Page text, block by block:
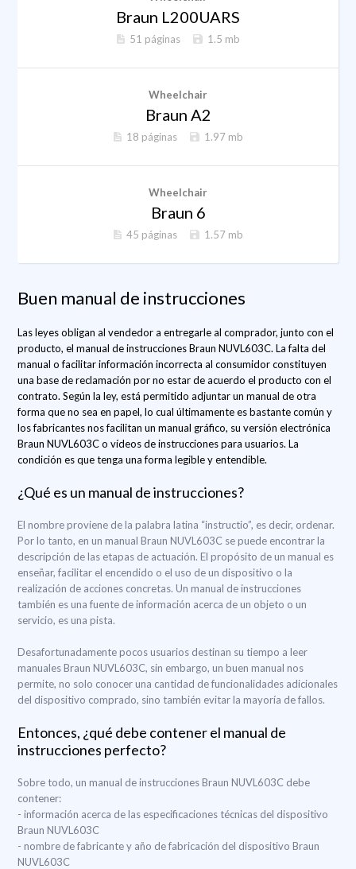
Braun L200UARS
51 páginas 1.5 mb
Wheelchair
Braun A2
18 páginas 1.97 mb
Wheelchair
Braun 6
45 páginas 1.57 mb
Buen manual de instrucciones
Las leyes obligan al vendedor a entregarle al comprador, junto con el
producto, el manual de instrucciones Braun NUVL603C. La falta del
manual o facilitar información incorrecta al consumidor constituyen
una base de reclamación por no estar de acuerdo el producto con el
contrato. Según la ley, está permitido adjuntar un manual de otra
forma que no sea en papel, lo cual últimamente es bastante común y
los fabricantes nos facilitan un manual gráfico, su versión electrónica
Braun NUVL603C o vídeos de instrucciones para usuarios. La
condición es que tenga una forma legible y entendible.
¿Qué es un manual de instrucciones?
El nombre proviene de la palabra latina “instructio”, es decir, ordenar.
Por lo tanto, en un manual Braun NUVL603C se puede encontrar la
descripción de las etapas de actuación. El propósito de un manual es
enseñar, facilitar el encendido o el uso de un dispositivo o la
realización de acciones concretas. Un manual de instrucciones
también es una fuente de información acerca de un objeto o un
servicio, es una pista.
Desafortunadamente pocos usuarios destinan su tiempo a leer
manuales Braun NUVL603C, sin embargo, un buen manual nos
permite, no solo conocer una cantidad de funcionalidades adicionales
del dispositivo comprado, sino también evitar la mayoría de fallos.
Entonces, ¿qué debe contener el manual de
instrucciones perfecto?
Sobre todo, un manual de instrucciones Braun NUVL603C debe
contener:
- información acerca de las especificaciones técnicas del dispositivo
Braun NUVL603C
- nombre de fabricante y año de fabricación del dispositivo Braun
NUVL603C